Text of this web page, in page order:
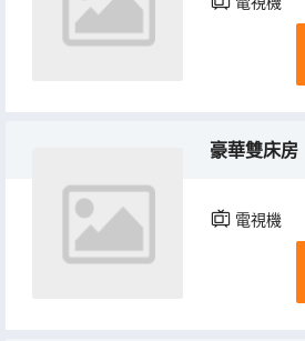
豪華雙床房
電視機